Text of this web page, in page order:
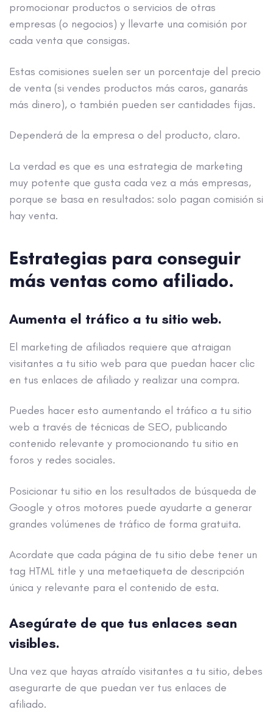
promocionar productos o servicios de otras
empresas (o negocios) y llevarte una comisión por
cada venta que consigas.
Estas comisiones suelen ser un porcentaje del precio
de venta (si vendes productos más caros, ganarás
más dinero), o también pueden ser cantidades fijas.
Dependerá de la empresa o del producto, claro.
La verdad es que es una estrategia de marketing
muy potente que gusta cada vez a más empresas,
porque se basa en resultados: solo pagan comisión si
hay venta.
Estrategias para conseguir
más ventas como afiliado.
Aumenta el tráfico a tu sitio web.
El marketing de afiliados requiere que atraigan
visitantes a tu sitio web para que puedan hacer clic
en tus enlaces de afiliado y realizar una compra.
Puedes hacer esto aumentando el tráfico a tu sitio
web a través de técnicas de SEO, publicando
contenido relevante y promocionando tu sitio en
foros y redes sociales.
Posicionar tu sitio en los resultados de búsqueda de
Google y otros motores puede ayudarte a generar
grandes volúmenes de tráfico de forma gratuita.
Acordate que cada página de tu sitio debe tener un
tag HTML title y una metaetiqueta de descripción
única y relevante para el contenido de esta.
Asegúrate de que tus enlaces sean
visibles.
Una vez que hayas atraído visitantes a tu sitio, debes
asegurarte de que puedan ver tus enlaces de
afiliado.